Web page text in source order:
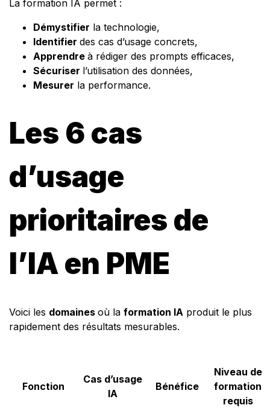
La formation IA permet :
Démystifier la technologie,
Identifier des cas d’usage concrets,
Apprendre à rédiger des prompts efficaces,
Sécuriser l’utilisation des données,
Mesurer la performance.
Les 6 cas
d’usage
prioritaires de
l’IA en PME
Voici les domaines où la formation IA produit le plus
rapidement des résultats mesurables.
Fonction
Cas d’usage
IA
Bénéfice
Niveau de
formation
requis